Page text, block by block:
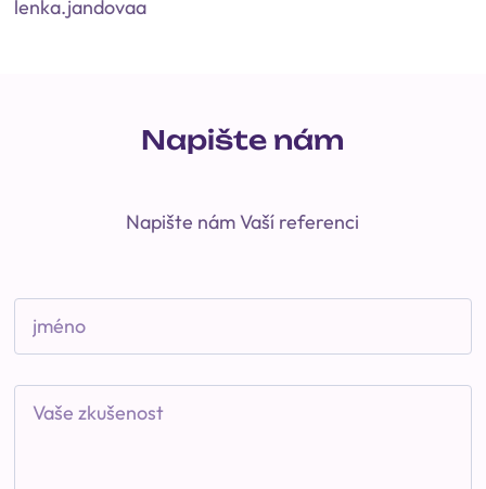
lenka.jandovaa
Napište nám
Napište nám Vaší referenci